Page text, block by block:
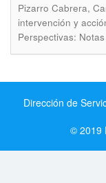
Pizarro Cabrera,
intervención y
Perspectivas:
Dirección de
© 2019